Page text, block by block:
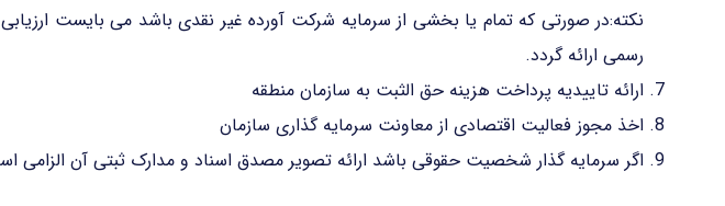
نکته:در صورتی که تمام یا بخشی از سرمایه شرکت آورده غیر نقدی باشد می بایست
رسمی ارائه گردد.
ارائه تاییدیه پرداخت هزینه حق الثبت به سازمان منطقه
اخذ مجوز فعالیت اقتصادی از معاونت سرمایه گذاری سازمان
اگر سرمایه گذار شخصیت حقوقی باشد ارائه تصویر مصدق اسناد و مدارک ثبتی آن الزامی